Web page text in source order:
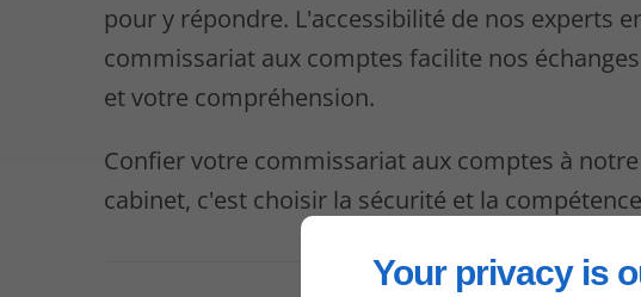
Your privacy is
pour y répondre. L'accessibilité de nos experts
commissariat aux comptes facilite nos échanges
et votre compréhension.
Confier votre commissariat aux comptes à notre
cabinet, c'est choisir la sécurité et la